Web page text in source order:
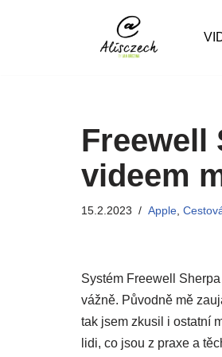
Freewell
videem
15.2.2023 Apple
Systém Freewell
vážně. Původně mě
tak jsem zkusil i ostatní
lidi, co jsou z praxe a